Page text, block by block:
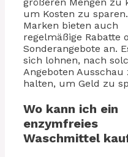
größeren Mengen zu
um Kosten zu
Marken bieten auch
regelmäßige Rabatte
Sonderangebote an.
sich lohnen, nach
Angeboten Ausschau
halten, um Geld zu
Wo kann ich ein
enzymfreies
Waschmittel